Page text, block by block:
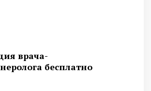
врача-
бесплатно